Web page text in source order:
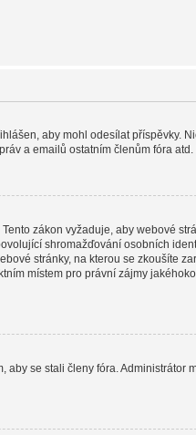
aby mohl odesílat příspěvky.
a emailů ostatním členům fóra
zákon vyžaduje, aby webové
shromažďování osobních
stránky, na kterou se zkoušíte
místem pro právní zájmy
se stali členy fóra.